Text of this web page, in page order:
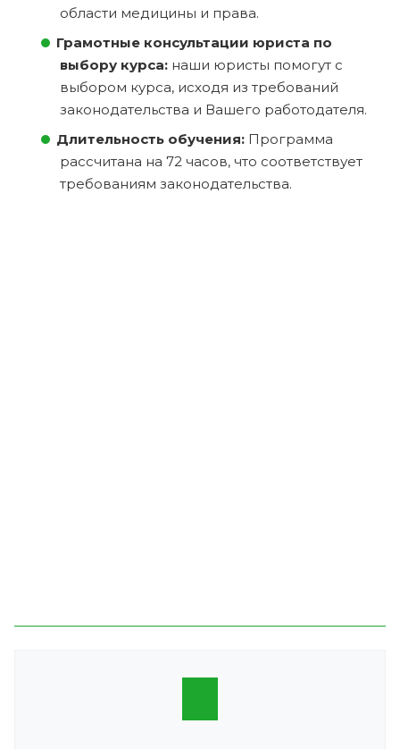
области медицины и права.
Грамотные консультации юриста по
выбору курса: наши юристы помогут с
выбором курса, исходя из требований
законодательства и Вашего работодателя.
Длительность обучения: Программа
рассчитана на 72 часов, что соответствует
требованиям законодательства.